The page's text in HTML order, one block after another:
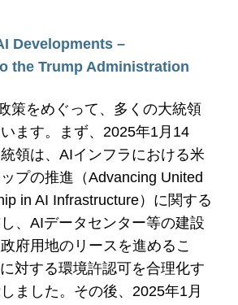
Developments –
the Trump Administration
策をめぐって、多くの大統領
ます。まず、2025年1月14
領は、AIインフラにおける米
プの推進（Advancing United
in AI Infrastructure）に関する
、AIデータセンター等の建設
府用地のリースを進めるこ
対する環境許認可を合理化す
ました。その後、2025年1月